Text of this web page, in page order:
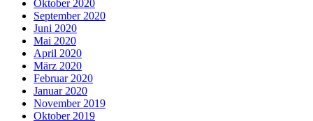
Oktober 2020
September 2020
Juni 2020
Mai 2020
April 2020
März 2020
Februar 2020
Januar 2020
November 2019
Oktober 2019